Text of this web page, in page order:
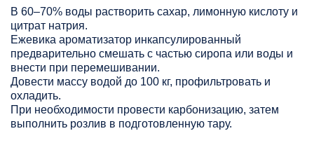
В 60–70% воды растворить сахар, лимонную кислоту и
цитрат натрия.
Ежевика ароматизатор инкапсулированный
предварительно смешать с частью сиропа или воды и
внести при перемешивании.
Довести массу водой до 100 кг, профильтровать и
охладить.
При необходимости провести карбонизацию, затем
выполнить розлив в подготовленную тару.